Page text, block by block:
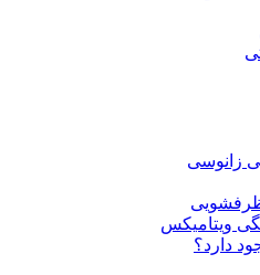
زانوسی
ویتامیکس
دارد؟